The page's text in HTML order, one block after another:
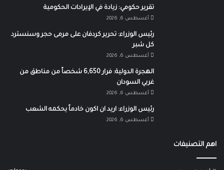
تقرير حكومي: زيادة في الإيرادات الحكومية
أغسطس 6, 2026
رئيس الوزراء: تحرير كردفان على مرمى حجر وسنسترد
كل شبر
أغسطس 6, 2026
الهجرة الدولية: فرار 6,650 شخصاً من مناطق من
غربي السودان
أغسطس 6, 2026
رئيس الوزراء: اريد ان اكون خادماً يحكمه الشعب
أغسطس 6, 2026
اهم التصنيفات